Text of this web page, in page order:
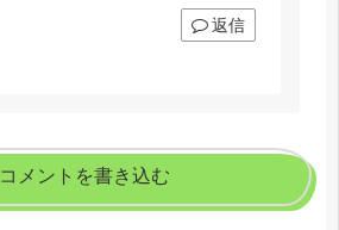
返信
コメントを書き込む